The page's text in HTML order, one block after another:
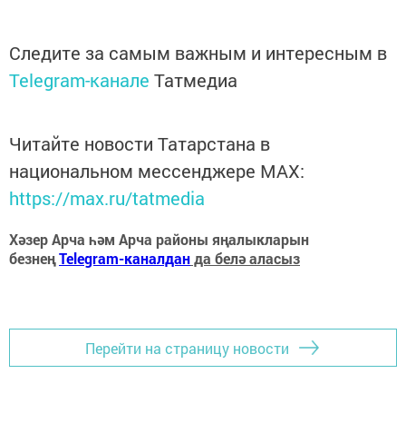
Следите за самым важным и интересным в
Telegram-канале Татмедиа
Читайте новости Татарстана в
национальном мессенджере MАХ:
https://max.ru/tatmedia
Хәзер Арча һәм Арча районы яңалыкларын
безнеңTelegram-каналданда белә аласыз
Перейти на страницу новости